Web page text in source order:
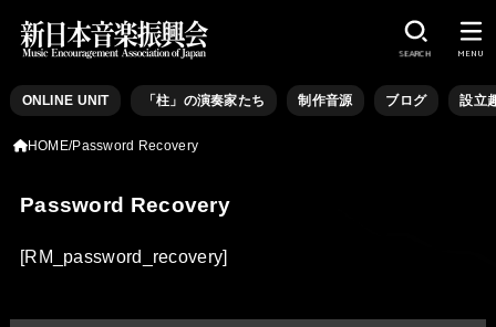
ONLINE UNIT 「柱」の演奏家たち 制作音源 ブログ 設立
SEARCH MENU
HOME Password Recovery
Password Recovery
[RM_password_recovery]